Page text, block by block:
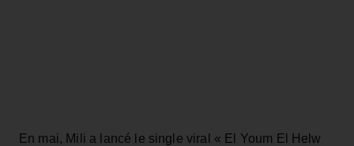
En mai, Mili a lancé le single viral « El Youm El Helw